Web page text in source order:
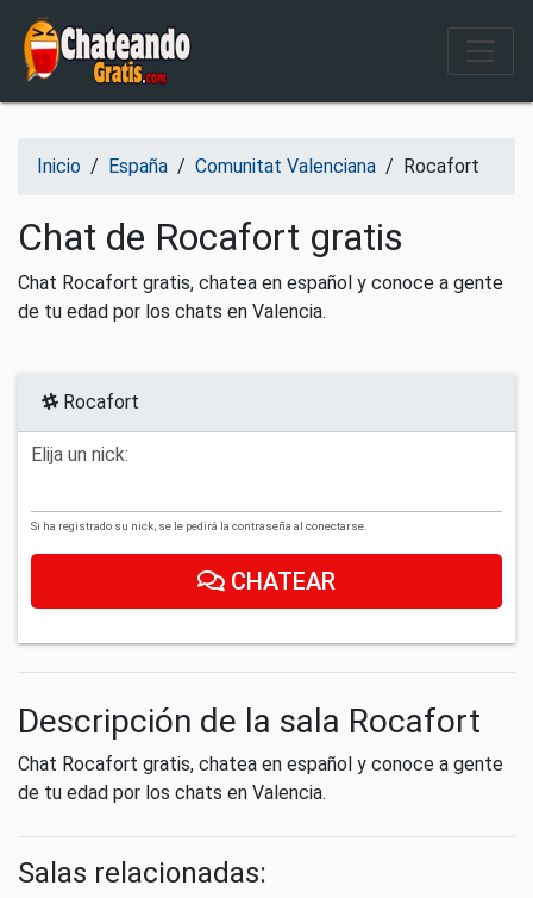
Salir del contenido
Inicio / España / Comunitat Valenciana / Rocafort
Chat de Rocafort gratis
Chat Rocafort gratis, chatea en español y conoce a gente
de tu edad por los chats en Valencia.
Rocafort
Elija un nick:
Si ha registrado su nick, se le pedirá la contraseña al conectarse.
CHATEAR
Descripción de la sala Rocafort
Chat Rocafort gratis, chatea en español y conoce a gente
de tu edad por los chats en Valencia.
Salas relacionadas: